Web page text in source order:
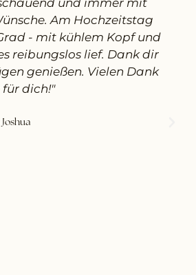
und immer mit
Am Hochzeitstag
- mit kühlem Kopf und
reibungslos lief. Dank dir
genießen. Vielen Dank
für dich!"